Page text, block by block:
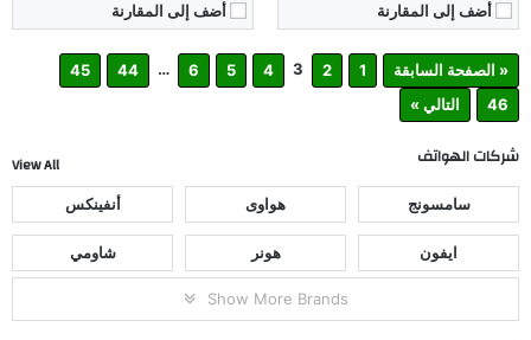
أضف إلى المقارنة
أضف إلى المقارنة
« الصفحة السابقة 1
2
3
4
5
6
…
44
45
46
التالي »
شركات الهواتف View All
سامسونج هواوى أنفينكس
ايفون هونر شاومي
Show More Brands